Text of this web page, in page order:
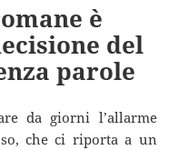
è
del
parole
da giorni l’allarme
che ci riporta a un